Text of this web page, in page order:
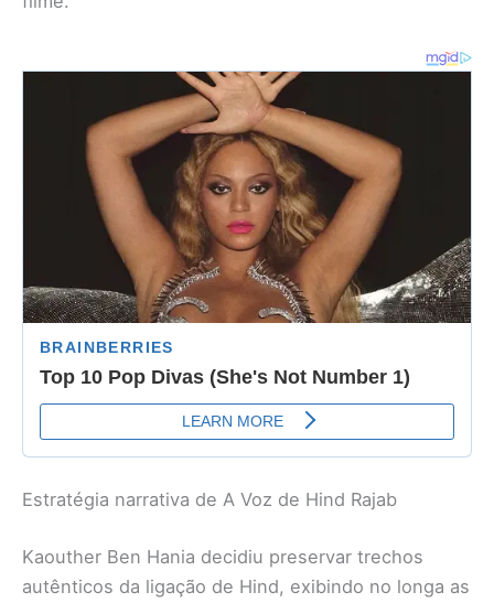
Estratégia narrativa de A Voz de Hind Rajab
Kaouther Ben Hania decidiu preservar trechos
autênticos da ligação de Hind, exibindo no longa as